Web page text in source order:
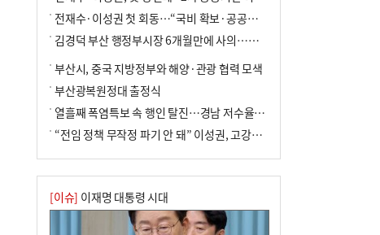
전재수·이성권 첫 회동…“국비 확보·공공기관 이전 협력”
김경덕 부산 행정부시장 6개월만에 사의…후임 인선 촉각
부산시, 중국 지방정부와 해양·관광 협력 모색
부산광복원정대 출정식
열흘째 폭염특보 속 행인 탈진…경남 저수율 평년의 절반
“전임 정책 무작정 파기 안 돼” 이성권, 고강도 ‘전재수 견제’ 예고
[이슈] 이재명 대통령 시대